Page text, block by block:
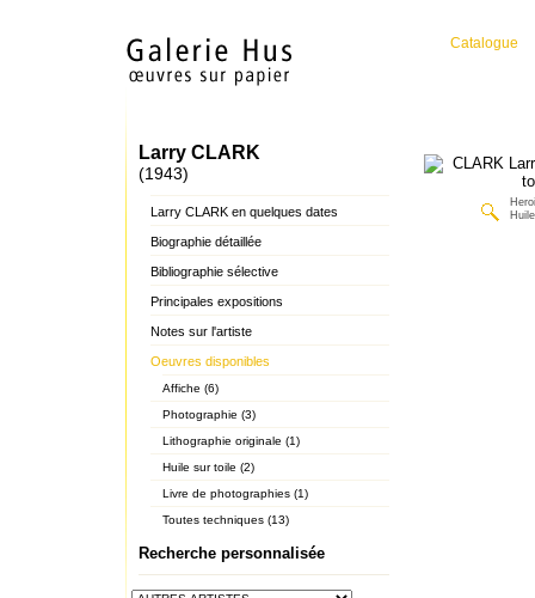
Catalogue
Larry CLARK
(1943)
Larry CLARK en quelques dates
Biographie détaillée
Bibliographie sélective
Principales expositions
Notes sur l'artiste
Oeuvres disponibles
Affiche (6)
Photographie (3)
Lithographie originale (1)
Huile sur toile (2)
Livre de photographies (1)
Toutes techniques (13)
Recherche personnalisée